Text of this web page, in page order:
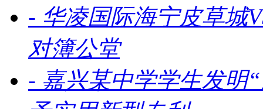
- 华凌国际海宁皮草城
对簿公堂
- 嘉兴某中学学生发明